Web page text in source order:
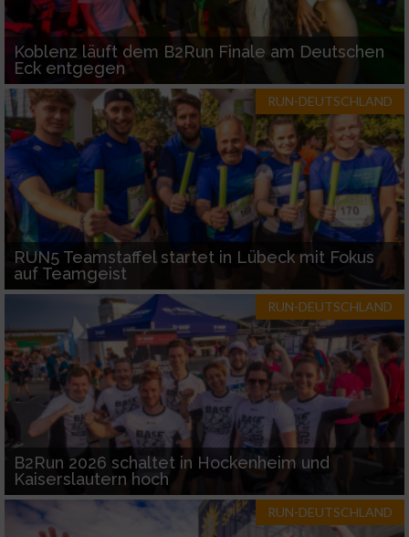
Koblenz läuft dem B2Run Finale am Deutschen
Eck entgegen
RUN-DEUTSCHLAND
RUN5 Teamstaffel startet in Lübeck mit Fokus
auf Teamgeist
RUN-DEUTSCHLAND
B2Run 2026 schaltet in Hockenheim und
Kaiserslautern hoch
RUN-DEUTSCHLAND